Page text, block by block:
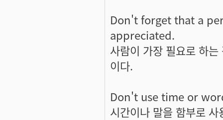
Don't forget that a
appreciated.
사람이 가장 필요로 하
이다.
Don't use time or
시간이나 말을 함부로